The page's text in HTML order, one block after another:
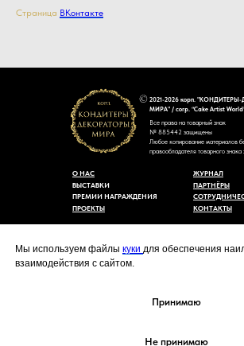
Мы используем файлы куки для обеспечения
взаимодействия с сайтом.
Принимаю
Не принимаю
Страница ВКонтакте
2021-2026 корп.
МИРА" / corp. “Cake Artist
Все права на товарный знак
№ 885442 защищены
Любое копирование материалов
правообладателя товарного
cakeartistworld@mail.ru
КОНТАКТЫ
ЖУРНАЛ
ПАРТНЁРЫ
ПРЕМИИ НАГРАЖДЕНИЯ
ПРОЕКТЫ
ВЫСТАВКИ
О НАС
Политика конфиденциальности
Согласие на обработку персональных